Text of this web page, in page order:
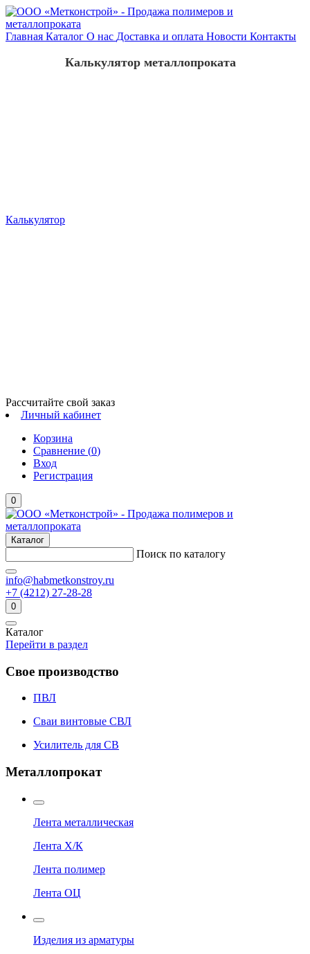
Главная Каталог О нас Доставка и оплата Новости Контакты
Калькулятор
Калькулятор металлопроката
Рассчитайте свой заказ
Личный кабинет
Корзина
Сравнение (0)
Вход
Регистрация
0
Каталог
Поиск по каталогу
info@habmetkonstroy.ru
+7 (4212) 27-28-28
0
Каталог
Перейти в раздел
Свое производство
ПВЛ
Сваи винтовые СВЛ
Усилитель для СВ
Металлопрокат
Лента металлическая
Лента Х/К
Лента полимер
Лента ОЦ
Изделия из арматуры